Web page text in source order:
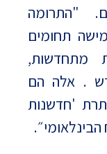
"התרומה
תחומים
מתחדשות,
. אלה הם
'חדשנות